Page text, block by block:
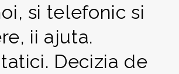
si telefonic si
ii ajuta.
Decizia de